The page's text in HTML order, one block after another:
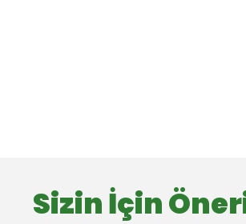
Sizin İçin